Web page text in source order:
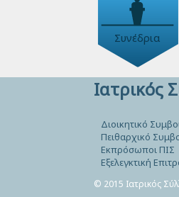
Συνέδρια
Ιατρικός
Διοικητικό
Πειθαρχικό
Εκπρόσωποι ΠΙΣ
Εξελεγκτική
© 2015 Ιατρικός